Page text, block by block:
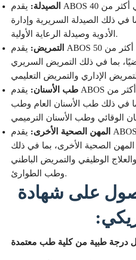
الصيدلة: يقدم ABOS شهادات البورد في أكثر من 40
في ذلك الصيدلة السريرية وإدارة
الأدوية وصيدلة الرعاية الأولية.
التمريض: يقدم ABOS شهادات البورد في أكثر من 50
بما في ذلك التمريض السريري
طب الأسنان: يقدم ABOS شهادات البورد في أكثر من
بما في ذلك طب الأسنان العام وطب
المهن الصحية الأخرى: يقدم ABOS شهادات البورد في
الصحية الأخرى، بما في ذلك
الوظيفي والتمريض الباطني
وطب الطوارئ.
على شهادة
درجة طبية من كلية طب معتمدة